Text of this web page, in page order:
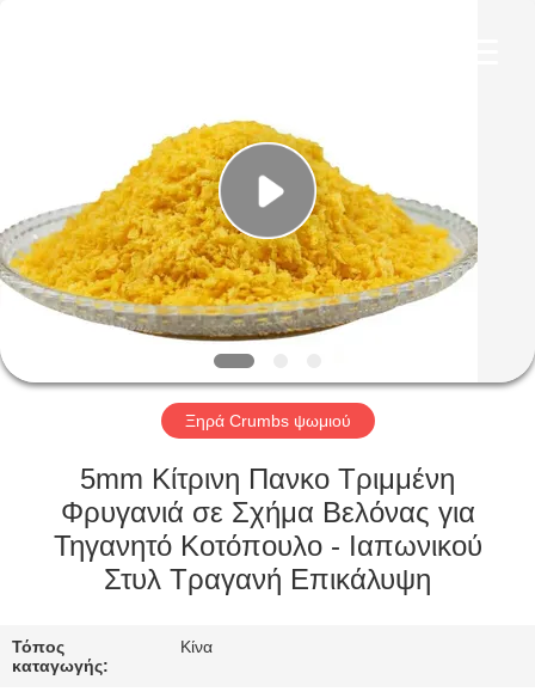
ΠΡΟΪΌΝΤΑ
ΣΧΕΤΙΚΆ
ΜΕ
ΕΜΆΣ
ΕΠΙΣΚΈΨΕΙΣ
ΣΤΟ
ΕΡΓΟΣΤΆΣΙΟ
ΠΟΙΌΤΗΤΑΣ
Ξηρά Crumbs ψωμιού
5mm Κίτρινη Πανκο Τριμμένη
Φρυγανιά σε Σχήμα Βελόνας για
Τηγανητό Κοτόπουλο - Ιαπωνικού
Στυλ Τραγανή Επικάλυψη
Τόπος
καταγωγής:
Κίνα